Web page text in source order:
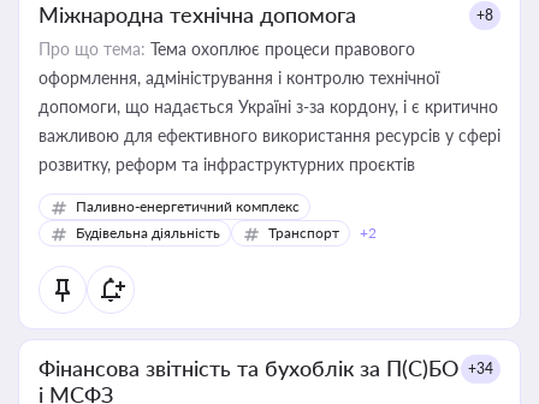
Міжнародна технічна допомога +8
Про що тема: Тема охоплює процеси правового
оформлення, адміністрування і контролю технічної
допомоги, що надається Україні з-за кордону, і є критично
важливою для ефективного використання ресурсів у сфері
розвитку, реформ та інфраструктурних проєктів
Паливно-енергетичний комплекс
Будівельна діяльність
Транспорт +2
Фінансова звітність та бухоблік за П(С)БО
і МСФЗ
+34